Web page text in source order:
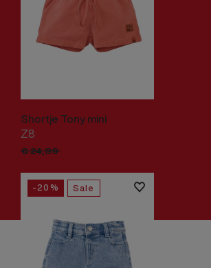
Shortje Tony mini
Z8
€24,99
-20% Sale